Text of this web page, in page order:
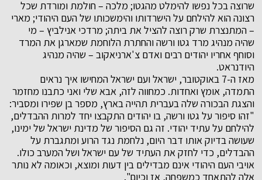
שרוצה בכל נפשו להימלט מהגטו; מלכה – חולמת ומורדת שכל
רצונה הוא להילחם על הישרדותו והימשכותו של העם היהודי; מארי
– המתנצרת שרק רוצה להציל את ביתה; מרדכי אנילביץ – מי
שהיה מנהיג מרד גטו ורשה והחתרת הלוחמת שמארגן את המרד
וסוחף אחריו יהודים רבים ואדם צ'ארניאקוב – שהיה מנהיג
היודנראט.
מאז ה-7 באוקטובר, ישראל ועם ישראל המחישו איך נראים
התמדה, אומץ ואחדות. כמחווה לזה, אבא שלי ואני כתבנו מחזמר
והצגת הבכורה שלה בעברית תהייה בארץ, מספר בן שפירו ומסביר:
"זהו סיפור על גטו ורשה, בו יהודים התקבצו יחד למרות ההבדלים,
להילחם על עתיד יהודי. זה גם הסיפור של מדינת ישראל של ימינו,
שעושה בדיוק אותו דבר היום, נלחמת נגד הרוע ומתגברת על
ההבדלים, כדי לחזק את העתיד של עם ישראל ושל המערב כולו.
אויבי העם היהודי אינם מבדילים בין דעות ומוצא, וכאומה לא נותר
אלה להתאחד כמשפחה, אז וכיום".